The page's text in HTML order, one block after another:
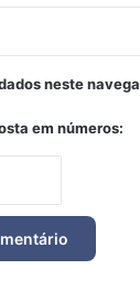
neste
em números: